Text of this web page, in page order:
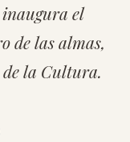
el
de las almas,
de la Cultura.